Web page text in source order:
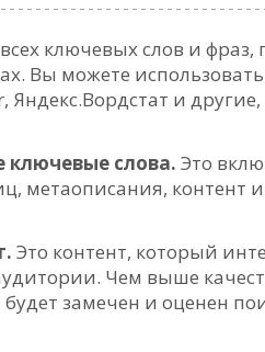
ключевых слов и
Вы можете использовать
Яндекс.Вордстат и
слова. Это
метаописания, контент
Это контент, который
Чем выше
будет замечен и оценен